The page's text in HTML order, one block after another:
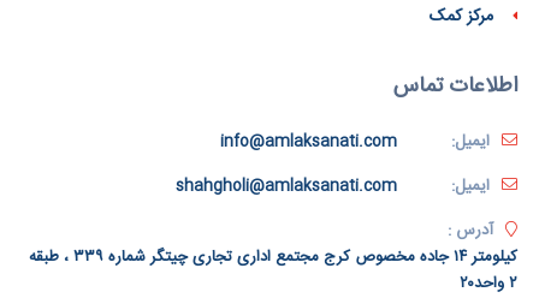
مرکز کمک
اطلاعات تماس
ایمیل:
info@amlaksanati.com
ایمیل:
shahgholi@amlaksanati.com
آدرس :
کیلومتر ۱۴ جاده مخصوص کرج مجتمع اداری تجاری چیتگر شماره ۳۳۹ ، طبقه
۲ واحد۲۰